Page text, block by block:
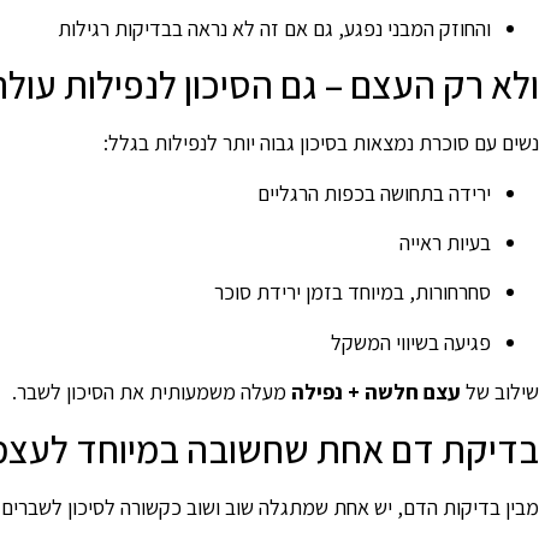
והחוזק המבני נפגע, גם אם זה לא נראה בבדיקות רגילות
ולא רק העצם – גם הסיכון לנפילות
נשים עם סוכרת נמצאות בסיכון גבוה יותר לנפילות בגלל:
ירידה בתחושה בכפות הרגליים
בעיות ראייה
סחרחורות, במיוחד בזמן ירידת סוכר
פגיעה בשיווי המשקל
שילוב של עצם חלשה + נפילה מעלה משמעותית את הסיכון לשבר.
בדיקת דם אחת שחשובה במיוחד
מבין בדיקות הדם, יש אחת שמתגלה שוב ושוב כקשורה לסיכון